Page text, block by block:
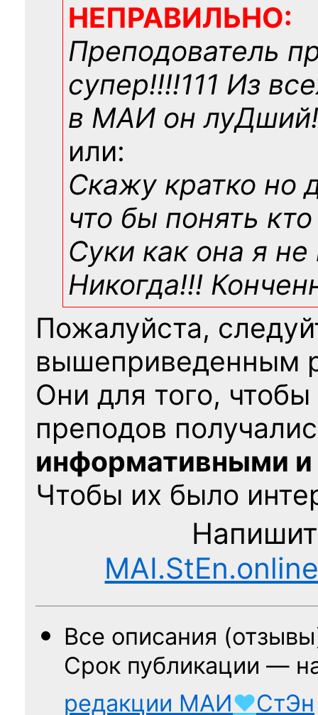
НЕПРАВИЛЬНО:
Преподователь
супер!!!!111 Из
в МАИ он
или:
Скажу кратко но
что бы понять
Суки как она я не
Никогда!!!
Пожалуйста,
вышеприведенным
Они для того,
преподов
информативными
Чтобы их было
Все описания
Срок публикации —
редакции МАИ♥СтЭн